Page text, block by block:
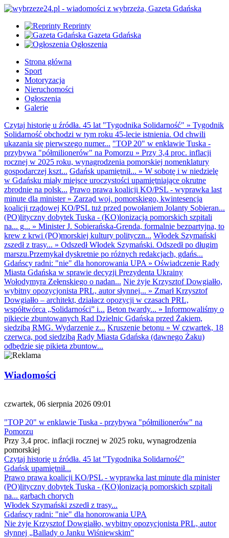
Reprinty
Gazeta Gdańska
Ogłoszenia
Strona główna
Sport
Motoryzacja
Nieruchomości
Ogłoszenia
Galerie
Czytaj historię u źródła. 45 lat "Tygodnika Solidarność" » Tygodnik
Solidarność obchodzi w tym roku 45-lecie istnienia. Od chwili
ukazania się pierwszego numer... "TOP 20" w enklawie Tuska -
przybywa "półmilionerów" na Pomorzu » Przy 3,4 proc. inflacji
rocznej w 2025 roku, wynagrodzenia pomorskiej nomenklatury
gospodarczej kszt... Gdańsk upamiętnił... » W sobotę i w niedzielę
w Gdańsku miały miejsce uroczystości upamiętniające okrutne
zbrodnie na polsk... Prawo prawa koalicji KO/PSL - wyprawka last
minute dla minister» Zarząd woj. pomorskiego, kwintesencja
koalicji rządowej KO/PSL tuż przed powołaniem Jolanty Sobieran...
(PO)lityczny dobytek Tuska - (KO)lonizacja pomorskich szpitali
na... g... » Minister J. Sobierańska-Grenda, formalnie bezpartyjna, to
krew z krwi (PO)morskiej kultury polityczn... Włodek Szymański
zszedł z trasy... » Odszedł Włodek Szymański. Odszedł po długim
marszu.Przemykał dyskretnie po różnych redakcjach, gdańs...
Gdańscy radni: "nie" dla honorowania UPA » Oświadczenie Rady
Miasta Gdańska w sprawie decyzji Prezydenta Ukrainy
Wołodymyra Zełenskiego o nadan... Nie żyje Krzysztof Dowgiałło,
wybitny opozycjonista PRL, autor słynnej... » Zmarł Krzysztof
Dowgiałło – architekt, działacz opozycji w czasach PRL,
współtwórca „Solidarności” i... Beton twardy... » Informowaliśmy o
pikiecie zbuntowanych Rad Dzielnic Gdańska przed Żakiem,
siedzibą RMG. Wydarzenie z... Kruszenie betonu » W czwartek, 18
czerwca, pod siedzibą Rady Miasta Gdańska (dawnego Żaku)
odbędzie się pikieta zbuntow...
Wiadomości
czwartek, 06 sierpnia 2026 09:01
"TOP 20" w enklawie Tuska - przybywa "półmilionerów" na
Pomorzu
Przy 3,4 proc. inflacji rocznej w 2025 roku, wynagrodzenia
pomorskiej
Czytaj historię u źródła. 45 lat "Tygodnika Solidarność"
Gdańsk upamiętnił...
Prawo prawa koalicji KO/PSL - wyprawka last minute dla minister
(PO)lityczny dobytek Tuska - (KO)lonizacja pomorskich szpitali
na... garbach chorych
Włodek Szymański zszedł z trasy...
Gdańscy radni: "nie" dla honorowania UPA
Nie żyje Krzysztof Dowgiałło, wybitny opozycjonista PRL, autor
słynnej „Ballady o Janku Wiśniewskim”